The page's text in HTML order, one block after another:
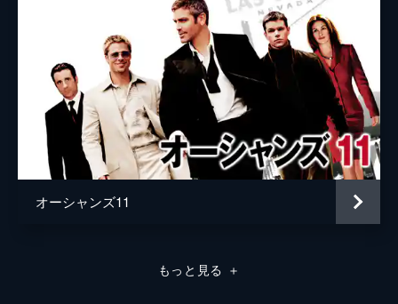
オーシャンズ11
もっと見る ＋